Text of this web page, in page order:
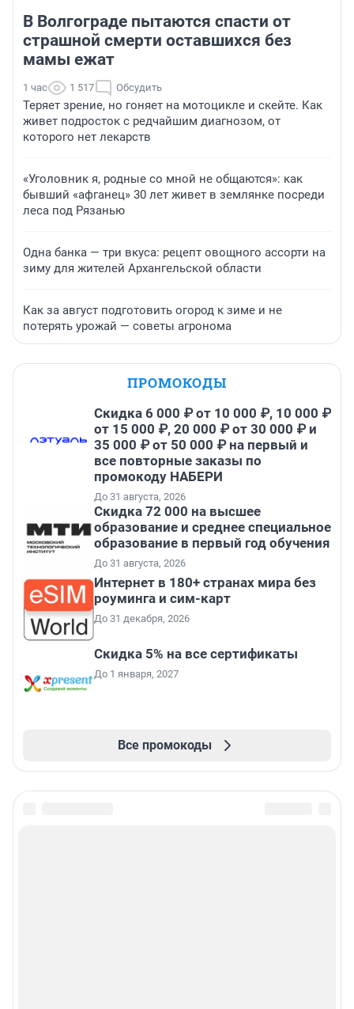
В Волгограде пытаются спасти от
страшной смерти оставшихся без
мамы ежат
1 час 1 517 Обсудить
Теряет зрение, но гоняет на мотоцикле и скейте. Как
живет подросток с редчайшим диагнозом, от
которого нет лекарств
«Уголовник я, родные со мной не общаются»: как
бывший «афганец» 30 лет живет в землянке посреди
леса под Рязанью
Одна банка — три вкуса: рецепт овощного ассорти на
зиму для жителей Архангельской области
Как за август подготовить огород к зиме и не
потерять урожай — советы агронома
ПРОМОКОДЫ
Скидка 6 000 ₽ от 10 000 ₽, 10 000 ₽
от 15 000 ₽, 20 000 ₽ от 30 000 ₽ и
35 000 ₽ от 50 000 ₽ на первый и
все повторные заказы по
промокоду НАБЕРИ
До 31 августа, 2026
Скидка 72 000 на высшее
образование и среднее специальное
образование в первый год обучения
До 31 августа, 2026
Интернет в 180+ странах мира без
роуминга и сим-карт
До 31 декабря, 2026
Скидка 5% на все сертификаты
До 1 января, 2027
Все промокоды